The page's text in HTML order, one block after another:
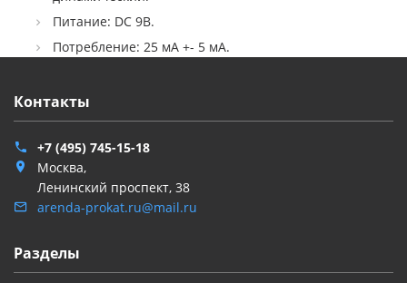
Питание: DC 9В.
Потребление: 25 мА +- 5 мА.
Контакты
+7 (495) 745-15-18
Москва,
Ленинский проспект, 38
arenda-prokat.ru@mail.ru
Разделы